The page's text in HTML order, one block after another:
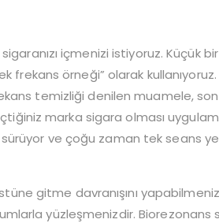
içmenizi istiyoruz. Küçük
örneği” olarak kullanıyoruz.
temizliği denilen muamele,
marka sigara olması
ve çoğu zaman tek seans
gitme davranışını
yüzleşmenizdir. Biorezonans